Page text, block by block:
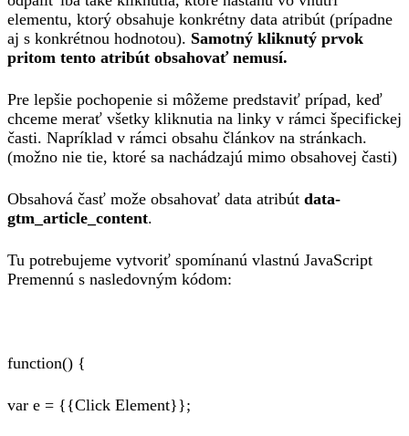
elementu, ktorý obsahuje konkrétny data atribút (prípadne
aj s konkrétnou hodnotou). Samotný kliknutý prvok
pritom tento atribút obsahovať nemusí.
Pre lepšie pochopenie si môžeme predstaviť prípad, keď
chceme merať všetky kliknutia na linky v rámci špecifickej
časti. Napríklad v rámci obsahu článkov na stránkach.
(možno nie tie, ktoré sa nachádzajú mimo obsahovej časti)
Obsahová časť može obsahovať data atribút data-
gtm_article_content.
Tu potrebujeme vytvoriť spomínanú vlastnú JavaScript
Premennú s nasledovným kódom:
function() {
var e = {{Click Element}};